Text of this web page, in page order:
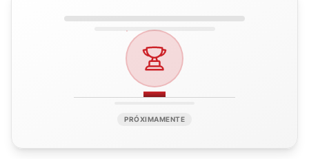
PRÓXIMAMENTE